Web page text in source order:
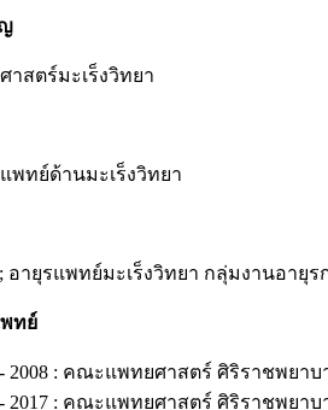
าสตร์มะเร็งวิทยา
พทย์ด้านมะเร็งวิทยา
; อายุรแพทย์มะเร็งวิทยา กลุ่มงานอา
ทย์
- 2008 : คณะแพทยศาสตร์ ศิริราชพย
- 2017 : คณะแพทยศาสตร์ ศิริราชพย